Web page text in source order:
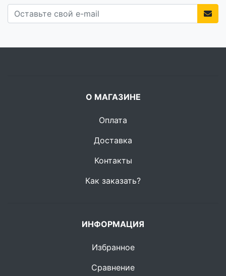
О МАГАЗИНЕ
Оплата
Доставка
Контакты
Как заказать?
ИНФОРМАЦИЯ
Избранное
Сравнение